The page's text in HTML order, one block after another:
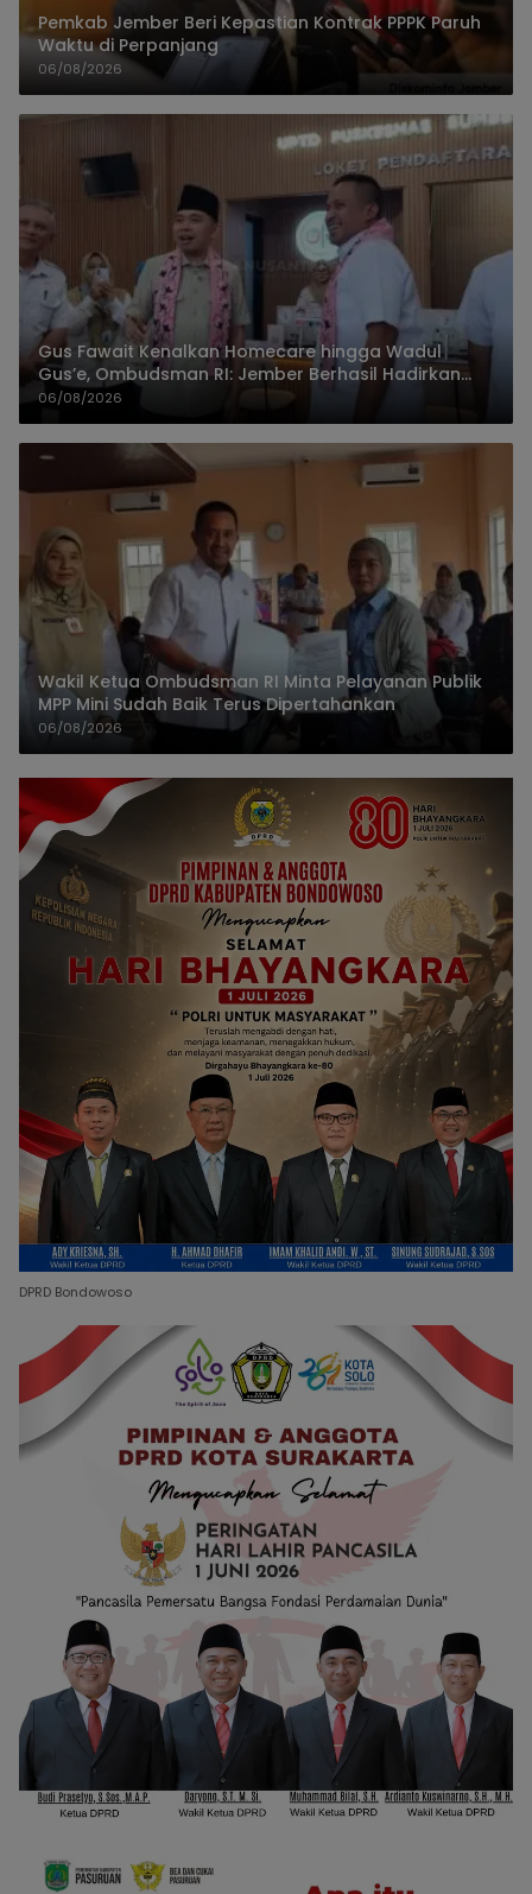
Pemkab Jember Beri Kepastian Kontrak PPPK Paruh
Waktu di Perpanjang
06/08/2026
Gus Fawait Kenalkan Homecare hingga Wadul
Gus’e, Ombudsman RI: Jember Berhasil Hadirkan
Layanan Kualitas
06/08/2026
Wakil Ketua Ombudsman RI Minta Pelayanan Publik
MPP Mini Sudah Baik Terus Dipertahankan
06/08/2026
DPRD Bondowoso